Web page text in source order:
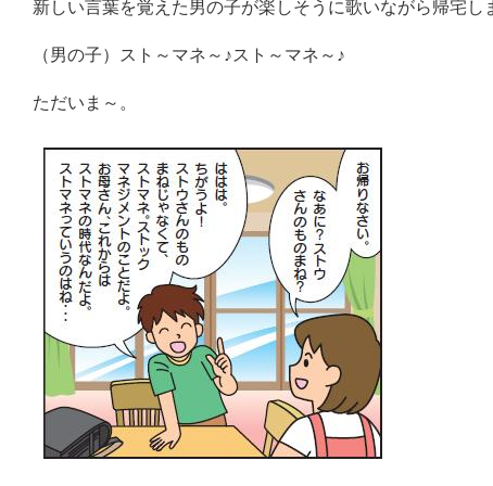
新しい言葉を覚えた男の子が楽しそうに歌いながら帰宅し
（男の子）スト～マネ～♪スト～マネ～♪
ただいま～。